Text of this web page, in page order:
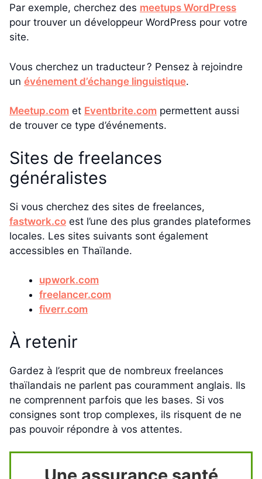
Par exemple, cherchez des meetups WordPress
pour trouver un développeur WordPress pour votre
site.
Vous cherchez un traducteur ? Pensez à rejoindre
un événement d’échange linguistique.
Meetup.com et Eventbrite.com permettent aussi
de trouver ce type d’événements.
Sites de freelances
généralistes
Si vous cherchez des sites de freelances,
fastwork.co est l’une des plus grandes plateformes
locales. Les sites suivants sont également
accessibles en Thaïlande.
upwork.com
freelancer.com
fiverr.com
À retenir
Gardez à l’esprit que de nombreux freelances
thaïlandais ne parlent pas couramment anglais. Ils
ne comprennent parfois que les bases. Si vos
consignes sont trop complexes, ils risquent de ne
pas pouvoir répondre à vos attentes.